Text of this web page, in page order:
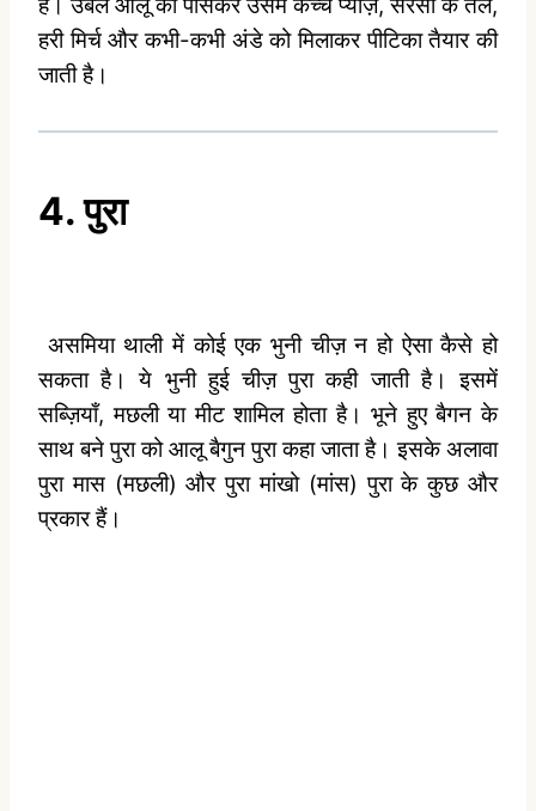
हैं। उबले आलू को पीसकर उसमें कच्चे प्याज़, सरसों के तेल,
हरी मिर्च और कभी-कभी अंडे को मिलाकर पीटिका तैयार की
जाती है।
4. पुरा
असमिया थाली में कोई एक भुनी चीज़ न हो ऐसा कैसे हो
सकता है। ये भुनी हुई चीज़ पुरा कही जाती है। इसमें
सब्ज़ियाँ, मछली या मीट शामिल होता है। भूने हुए बैगन के
साथ बने पुरा को आलू बैगुन पुरा कहा जाता है। इसके अलावा
पुरा मास (मछली) और पुरा मांखो (मांस) पुरा के कुछ और
प्रकार हैं।